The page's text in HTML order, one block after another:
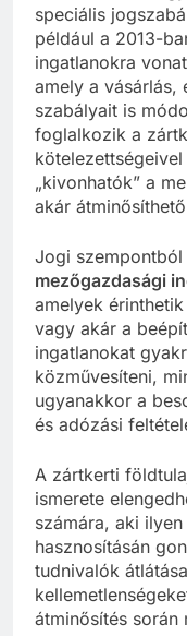
speciális
például a 2013-
ingatlanokra
amely a vásárlás,
szabályait is
foglalkozik a
„kivonhatók” a
akár
Jogi
mezőgazdasági
amelyek
vagy akár a
ingatlanokat
közművesíteni,
ugyanakkor a
és adózási
A zártkerti
ismerete
számára, aki
hasznosításán
tudnivalók
átminősítés során